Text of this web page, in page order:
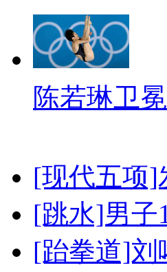
陈若琳卫
[现代五项]
[跳水]男子
[跆拳道]刘